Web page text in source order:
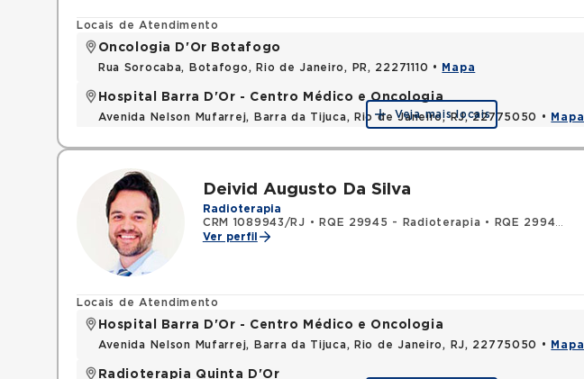
Locais de Atendimento
Oncologia D'Or Botafogo
Rua Sorocaba, Botafogo, Rio de Janeiro, PR, 22271110 • Mapa
Hospital Barra D'Or - Centro Médico e Oncologia
Avenida Nelson Mufarrej, Barra da Tijuca, Rio de Janeiro, RJ, 22775050 • Mapa
Veja mais locais
Deivid Augusto Da Silva
Radioterapia
CRM 1089943/RJ • RQE 29945 - Radioterapia •
RQE 29946 - Clínica médica
Ver perfil
Locais de Atendimento
Hospital Barra D'Or - Centro Médico e Oncologia
Avenida Nelson Mufarrej, Barra da Tijuca, Rio de Janeiro, RJ, 22775050 • Mapa
Radioterapia Quinta D'Or